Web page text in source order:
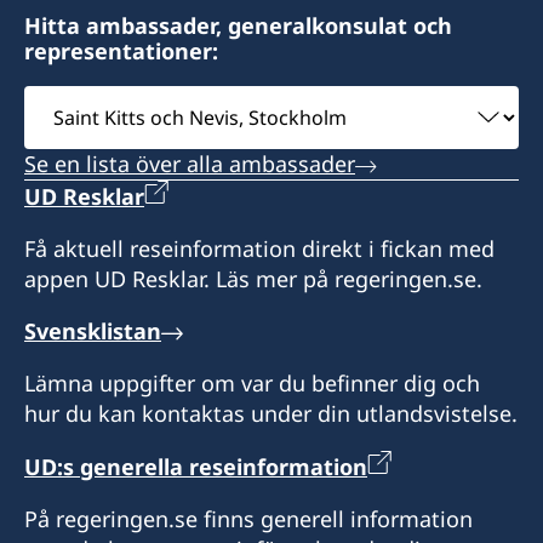
Honorär generalkonsul
Honorärkonsul
Dr. Joy Kathleen Allen-Ferdinand
Honorärkonsul
Brian Glasgow
Paramaribo
Surinam
9-15 mån-fre (besök efter överenskommelse i
förväg via telefon eller email).
Konsul
Elleson Fraenk
13 Evergreens, Old Grange
Mt. Irvine
Scarborough
Tobago
Måndag-fredag, 08.00-18.00
Honorärkonsul
Teija Maritta De Silva
Måndag – fredag kl. 09.00-16.00
Honorärkonsul
David O´Brien
Hitta ambassader, generalkonsulat och
representationer:
Välj
ambassad
Se en lista över alla ambassader
UD Resklar
Få aktuell reseinformation direkt i fickan med
appen UD Resklar. Läs mer på regeringen.se.
Svensklistan
Lämna uppgifter om var du befinner dig och
hur du kan kontaktas under din utlandsvistelse.
UD:s generella reseinformation
På regeringen.se finns generell information